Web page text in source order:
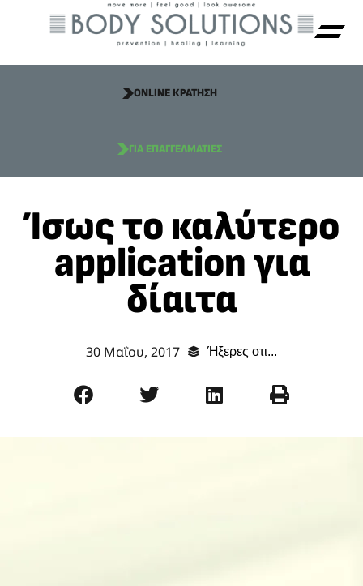
ONLINE ΚΡΑΤΗΣΗ
ΓΙΑ ΕΠΑΓΓΕΛΜΑΤΙΕΣ
Ίσως το καλύτερο
application για
δίαιτα
30 Μαΐου, 2017 Ήξερες οτι...